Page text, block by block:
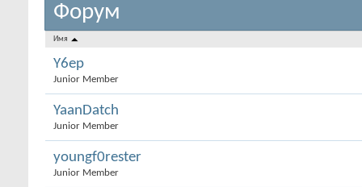
Форум
Имя
Y6ep
Junior Member
YaanDatch
Junior Member
youngf0rester
Junior Member